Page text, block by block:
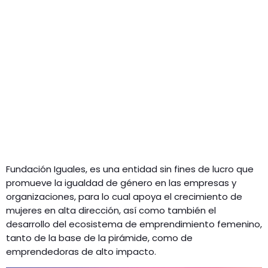
Fundación Iguales, es una entidad sin fines de lucro que
promueve la igualdad de género en las empresas y
organizaciones, para lo cual apoya el crecimiento de
mujeres en alta dirección, así como también el
desarrollo del ecosistema de emprendimiento femenino,
tanto de la base de la pirámide, como de
emprendedoras de alto impacto.